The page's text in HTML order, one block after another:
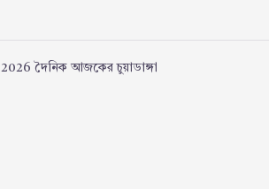
দৈনিক আজকের চুয়াডাঙ্গা